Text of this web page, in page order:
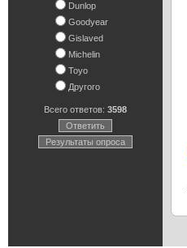
Dunlop
Goodyear
Gislaved
Michelin
Toyo
Другого
Всего ответов: 3598
Ответить
Результаты опроса